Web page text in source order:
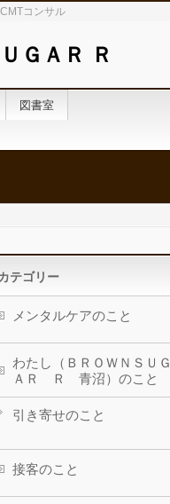
コンサル
ＧＡＲ Ｒ
図書室
テゴリー
メンタルケアのこと
わたし（ＢＲＯＷＮＳＵＧ
ＡＲ Ｒ 青沼）のこと
引き寄せのこと
接客のこと